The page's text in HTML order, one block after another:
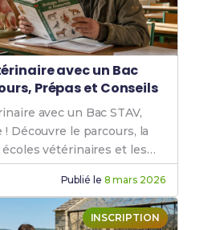
avec un Bac
Prépas et Conseils
avec un Bac STAV,
Découvre le parcours, la
écoles vétérinaires et les
soigneur).
Publié le 8 mars 2026
INSCRIPTION